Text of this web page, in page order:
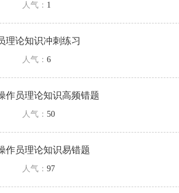
人气： 1
理论知识冲刺练习
人气： 6
作员理论知识高频错题
人气： 50
作员理论知识易错题
人气： 97